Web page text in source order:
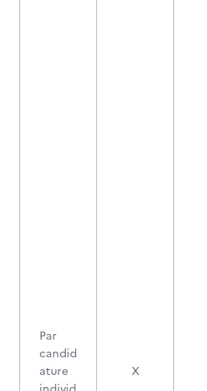
Par
candid
ature
X